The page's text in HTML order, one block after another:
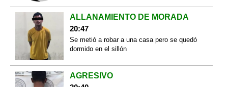
ALLANAMIENTO DE MORADA
20:47
Se metió a robar a una casa pero se quedó
dormido en el sillón
AGRESIVO